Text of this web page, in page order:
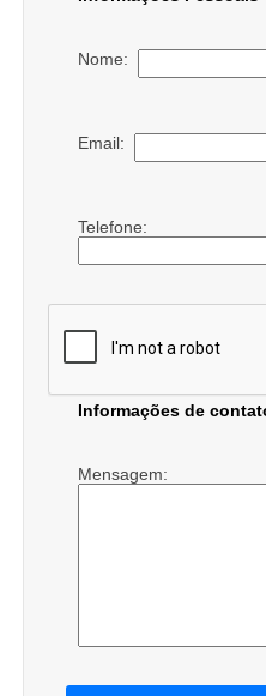
Nome:
Email:
Telefone:
Informações de
Mensagem: